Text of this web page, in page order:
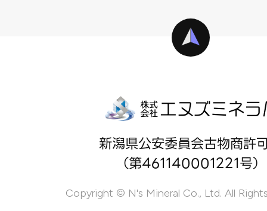
新潟県公安委員会古物商許
（第461140001221号）
Copyright © N's Mineral Co., Ltd. All